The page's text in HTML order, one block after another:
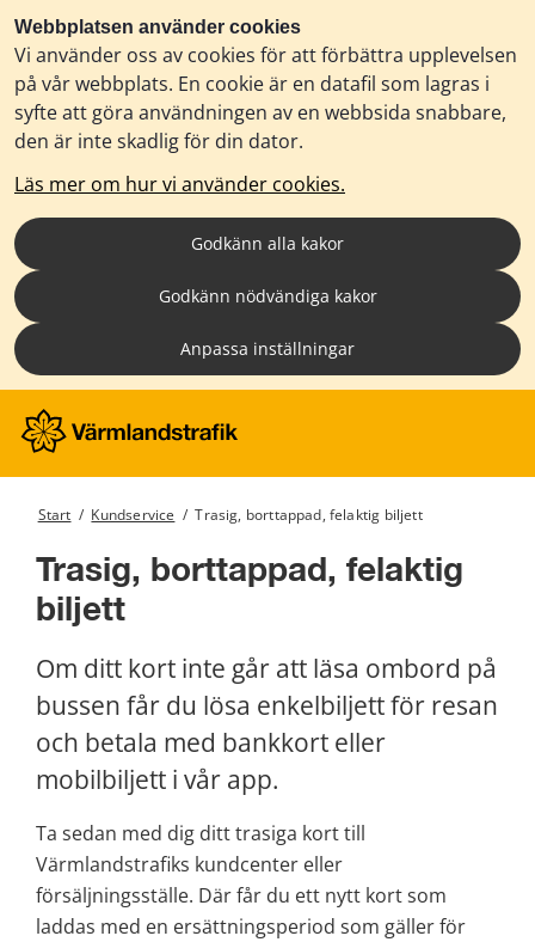
Webbplatsen använder cookies
Vi använder oss av cookies för att förbättra upplevelsen
på vår webbplats. En cookie är en datafil som lagras i
syfte att göra användningen av en webbsida snabbare,
den är inte skadlig för din dator.
Läs mer om hur vi använder cookies.
Godkänn alla kakor
Godkänn nödvändiga kakor
Anpassa inställningar
Start / Kundservice / Trasig, borttappad, felaktig biljett
Trasig, borttappad, felaktig
biljett
Om ditt kort inte går att läsa ombord på
bussen får du lösa enkelbiljett för resan
och betala med bankkort eller
mobilbiljett i vår app.
Ta sedan med dig ditt trasiga kort till
Värmlandstrafiks kundcenter eller
försäljningsställe. Där får du ett nytt kort som
laddas med en ersättningsperiod som gäller för